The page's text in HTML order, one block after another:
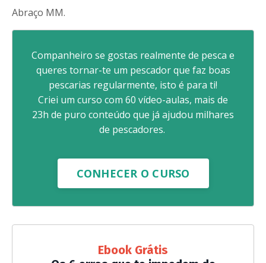
Abraço MM.
Companheiro se gostas realmente de pesca e
queres tornar-te um pescador que faz boas
pescarias regularmente, isto é para ti!
Criei um curso com 60 vídeo-aulas, mais de
23h de puro conteúdo que já ajudou milhares
de pescadores.
CONHECER O CURSO
Ebook Grátis